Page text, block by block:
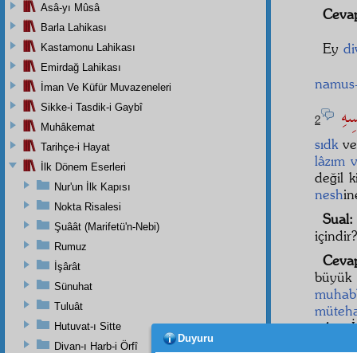
Ey
2
sıdk
lâzım
değil
nesh
içindir?
eden
Asâ-yı Mûsâ
Barla Lahikası
Kastamonu Lahikası
Emirdağ Lahikası
İman Ve Küfür Muvazeneleri
Sikke-i Tasdik-i Gaybî
Muhâkemat
Tarihçe-i Hayat
İlk Dönem Eserleri
Nur'un İlk Kapısı
Nokta Risalesi
Şuâât (Marifetü'n-Nebi)
Rumuz
İşârât
Sünuhat
Tuluât
Hutuvat-ı Sitte
Divan-ı Harb-i Örfî
Duyuru